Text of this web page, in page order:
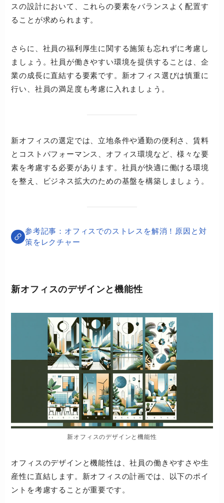
スの設計において、これらの要素をバランスよく配置す
ることが求められます。
さらに、社員の福利厚生に関する施策も忘れずに考慮し
ましょう。社員が働きやすい環境を提供することは、企
業の成長に直結する要素です。新オフィス選びは慎重に
行い、社員の満足度も考慮に入れましょう。
新オフィスの選定では、立地条件や通勤の便利さ、賃料
とコストパフォーマンス、オフィス環境など、様々な要
素を考慮する必要があります。社員が快適に働ける環境
を整え、ビジネス拡大のための基盤を構築しましょう。
オフィスでのストレスを解消！原因と対
策をレクチャー
新オフィスのデザインと機能性
新オフィスのデザインと機能性
オフィスのデザインと機能性は、社員の働きやすさや生
産性に直結します。新オフィスの計画では、以下のポイ
ントを考慮することが重要です。